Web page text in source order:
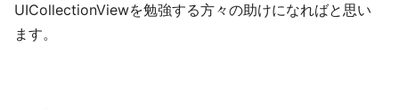
UICollectionViewを勉強する方々の助けになればと思い
ます。